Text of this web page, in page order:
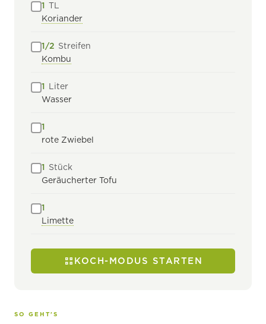
1 TL
Koriander
1/2 Streifen
Kombu
1 Liter
Wasser
1
rote Zwiebel
1 Stück
Geräucherter Tofu
1
Limette
KOCH-MODUS STARTEN
SO GEHT'S